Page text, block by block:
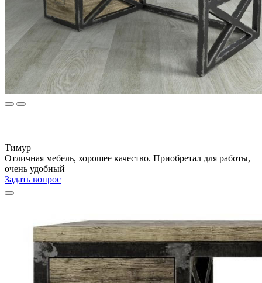
Тимур
Отличная мебель, хорошее качество. Приобретал для работы,
очень удобный
Задать вопрос